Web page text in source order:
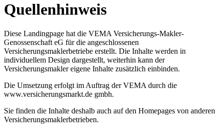
Quellenhinweis
Diese Landingpage hat die VEMA Versicherungs-Makler-
Genossenschaft eG für die angeschlossenen
Versicherungsmaklerbetriebe erstellt. Die Inhalte werden in
individuellem Design dargestellt, weiterhin kann der
Versicherungsmakler eigene Inhalte zusätzlich einbinden.
Die Umsetzung erfolgt im Auftrag der VEMA durch die
www.versicherungsmarkt.de gmbh.
Sie finden die Inhalte deshalb auch auf den Homepages von anderen
Versicherungsmaklerbetrieben.